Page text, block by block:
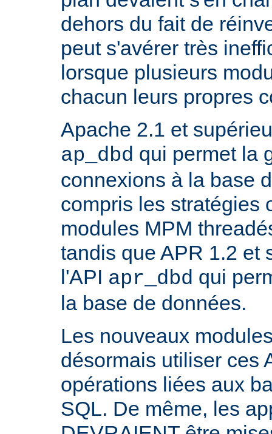
dehors du fait de
peut s'avérer très
lorsque plusieurs
chacun leurs propres
Apache 2.1 et
ap_dbd qui permet la
connexions à la base
compris les stratégies
modules MPM
tandis que APR 1.2 et
l'API apr_dbd qui
la base de données.
Les nouveaux
désormais utiliser ces
opérations liées aux
SQL. De même, les